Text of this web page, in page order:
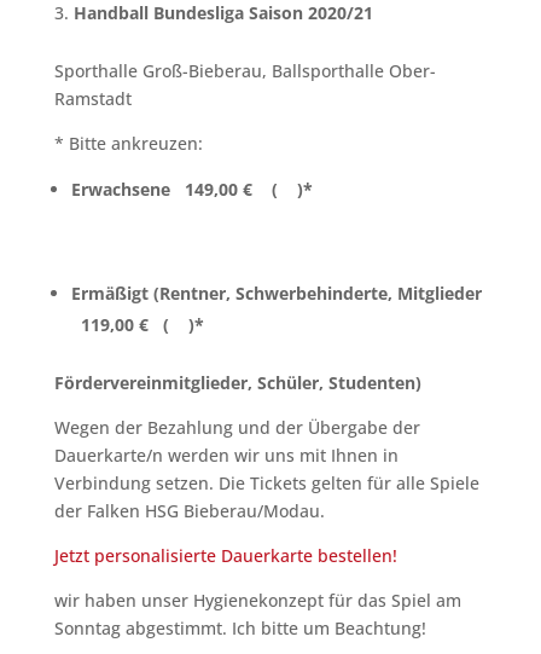
Handball Bundesliga Saison 2020/21
Sporthalle Groß-Bieberau, Ballsporthalle Ober-
Ramstadt
* Bitte ankreuzen:
Erwachsene 149,00 € ( )*
Ermäßigt (Rentner, Schwerbehinderte, Mitglieder
119,00 € ( )*
Fördervereinmitglieder, Schüler, Studenten)
Wegen der Bezahlung und der Übergabe der
Dauerkarte/n werden wir uns mit Ihnen in
Verbindung setzen. Die Tickets gelten für alle Spiele
der Falken HSG Bieberau/Modau.
Jetzt personalisierte Dauerkarte bestellen!
wir haben unser Hygienekonzept für das Spiel am
Sonntag abgestimmt. Ich bitte um Beachtung!